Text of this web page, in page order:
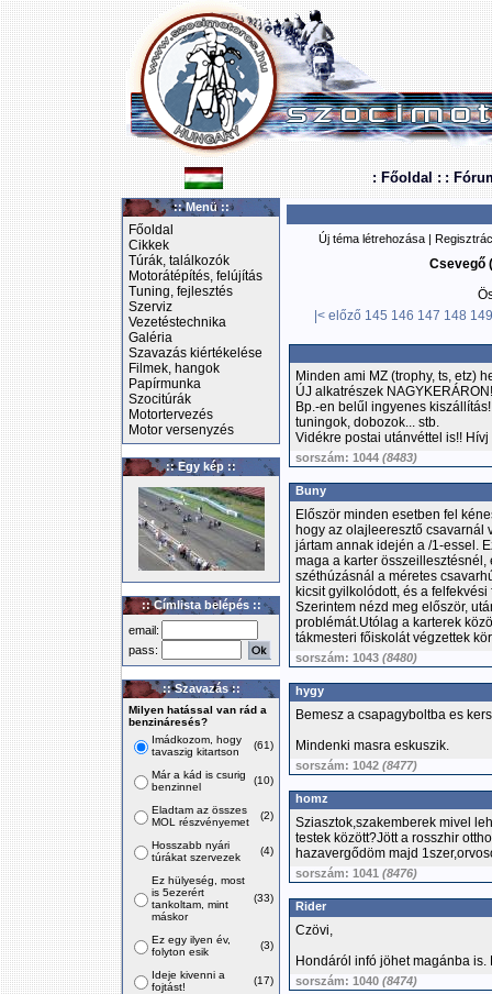
: Főoldal : :
:: Menü ::
Főoldal
Cikkek
Túrák, találkozók
Motorátépítés, felújítás
Tuning, fejlesztés
Szerviz
Vezetéstechnika
Galéria
Szavazás kiértékelése
Filmek, hangok
Papírmunka
Szocitúrák
Motortervezés
Motor versenyzés
:: Egy kép ::
:: Címlista belépés ::
email:
pass:
:: Szavazás ::
Milyen hatással van rád a
benzináresés?
Imádkozom, hogy
tavaszig kitartson
(61)
Már a kád is csurig
benzinnel
(10)
Eladtam az összes
MOL részvényemet
(2)
Hosszabb nyári
túrákat szervezek
(4)
Ez hülyeség, most
is 5ezerért
tankoltam, mint
máskor
(33)
Ez egy ilyen év,
folyton esik
(3)
Ideje kivenni a
fojtást!
(17)
Új téma létrehozása |
Csevegő
|< előző 145 146 147 148 149
Minden ami MZ (trophy, ts, etz)
ÚJ alkatrészek
Bp.-en belűl ingyenes
tuningok, dobozok... stb.
Vidékre postai utánvéttel is!!
sorszám: 1044 (8483)
Buny
Először minden esetben fel
hogy az olajleeresztő csavarnál
jártam annak idején a /1-essel.
maga a karter
széthúzásnál a méretes
kicsit gyilkolódott, és a
Szerintem nézd meg először,
problémát.Utólag a karterek
tákmesteri főiskolát végzettek
sorszám: 1043 (8480)
hygy
Bemesz a csapagyboltba es
Mindenki masra eskuszik.
sorszám: 1042 (8477)
homz
Sziasztok,szakemberek mivel
testek között?Jött a rosszhir
hazavergődöm majd
sorszám: 1041 (8476)
Rider
Czövi,
Hondáról infó jöhet magánba is.
sorszám: 1040 (8474)